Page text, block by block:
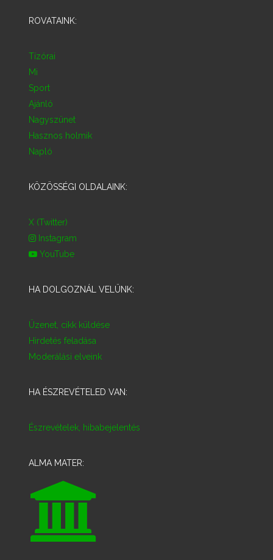
ROVATAINK:
Tízórai
Mi
Sport
Ajánló
Nagyszünet
Hasznos holmik
Napló
KÖZÖSSÉGI OLDALAINK:
X (Twitter)
Instagram
YouTube
HA DOLGOZNÁL VELÜNK:
Üzenet, cikk küldése
Hirdetés feladása
Moderálási elveink
HA ÉSZREVÉTELED VAN:
Észrevételek, hibabejelentés
ALMA MATER: